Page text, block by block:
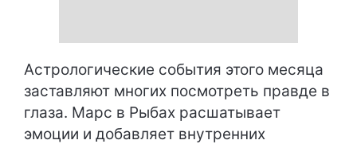
Астрологические события этого месяца
заставляют многих посмотреть правде в
глаза. Марс в Рыбах расшатывает
эмоции и добавляет внутренних